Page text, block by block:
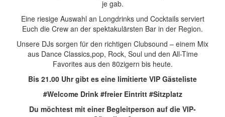
je gab.
Eine riesige Auswahl an Longdrinks und Cocktails serviert
Euch die Crew an der spektakulärsten Bar in der Region.
Unsere DJs sorgen für den richtigen Clubsound – einem Mix
aus Dance Classics,pop, Rock, Soul und den All-Time
Favorites aus den 80zigern bis heute.
Bis 21.00 Uhr gibt es eine limitierte VIP Gästeliste
#Welcome Drink #freier Eintritt #Sitzplatz
Du möchtest mit einer Begleitperson auf die VIP-